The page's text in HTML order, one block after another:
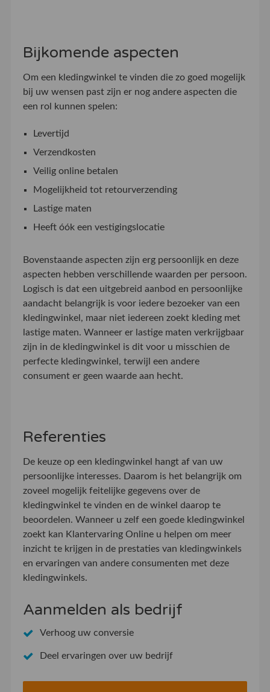
Bijkomende aspecten
Om een kledingwinkel te vinden die zo goed mogelijk
bij uw wensen past zijn er nog andere aspecten die
een rol kunnen spelen:
Levertijd
Verzendkosten
Veilig online betalen
Mogelijkheid tot retourverzending
Lastige maten
Heeft óók een vestigingslocatie
Bovenstaande aspecten zijn erg persoonlijk en deze
aspecten hebben verschillende waarden per persoon.
Logisch is dat een uitgebreid aanbod en persoonlijke
aandacht belangrijk is voor iedere bezoeker van een
kledingwinkel, maar niet iedereen zoekt kleding met
lastige maten. Wanneer er lastige maten verkrijgbaar
zijn in de kledingwinkel is dit voor u misschien de
perfecte kledingwinkel, terwijl een andere
consument er geen waarde aan hecht.
Referenties
De keuze op een kledingwinkel hangt af van uw
persoonlijke interesses. Daarom is het belangrijk om
zoveel mogelijk feitelijke gegevens over de
kledingwinkel te vinden en de winkel daarop te
beoordelen. Wanneer u zelf een goede kledingwinkel
zoekt kan Klantervaring Online u helpen om meer
inzicht te krijgen in de prestaties van kledingwinkels
en ervaringen van andere consumenten met deze
kledingwinkels.
Aanmelden als bedrijf
Verhoog uw conversie
Deel ervaringen over uw bedrijf